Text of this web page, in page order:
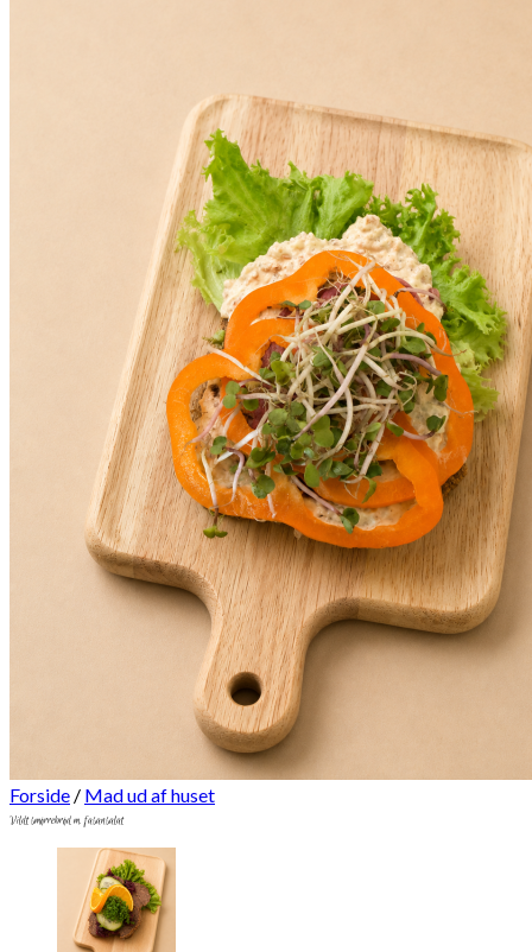
Forside / Mad ud af huset
Vildt smørrebrød m. fasansalat